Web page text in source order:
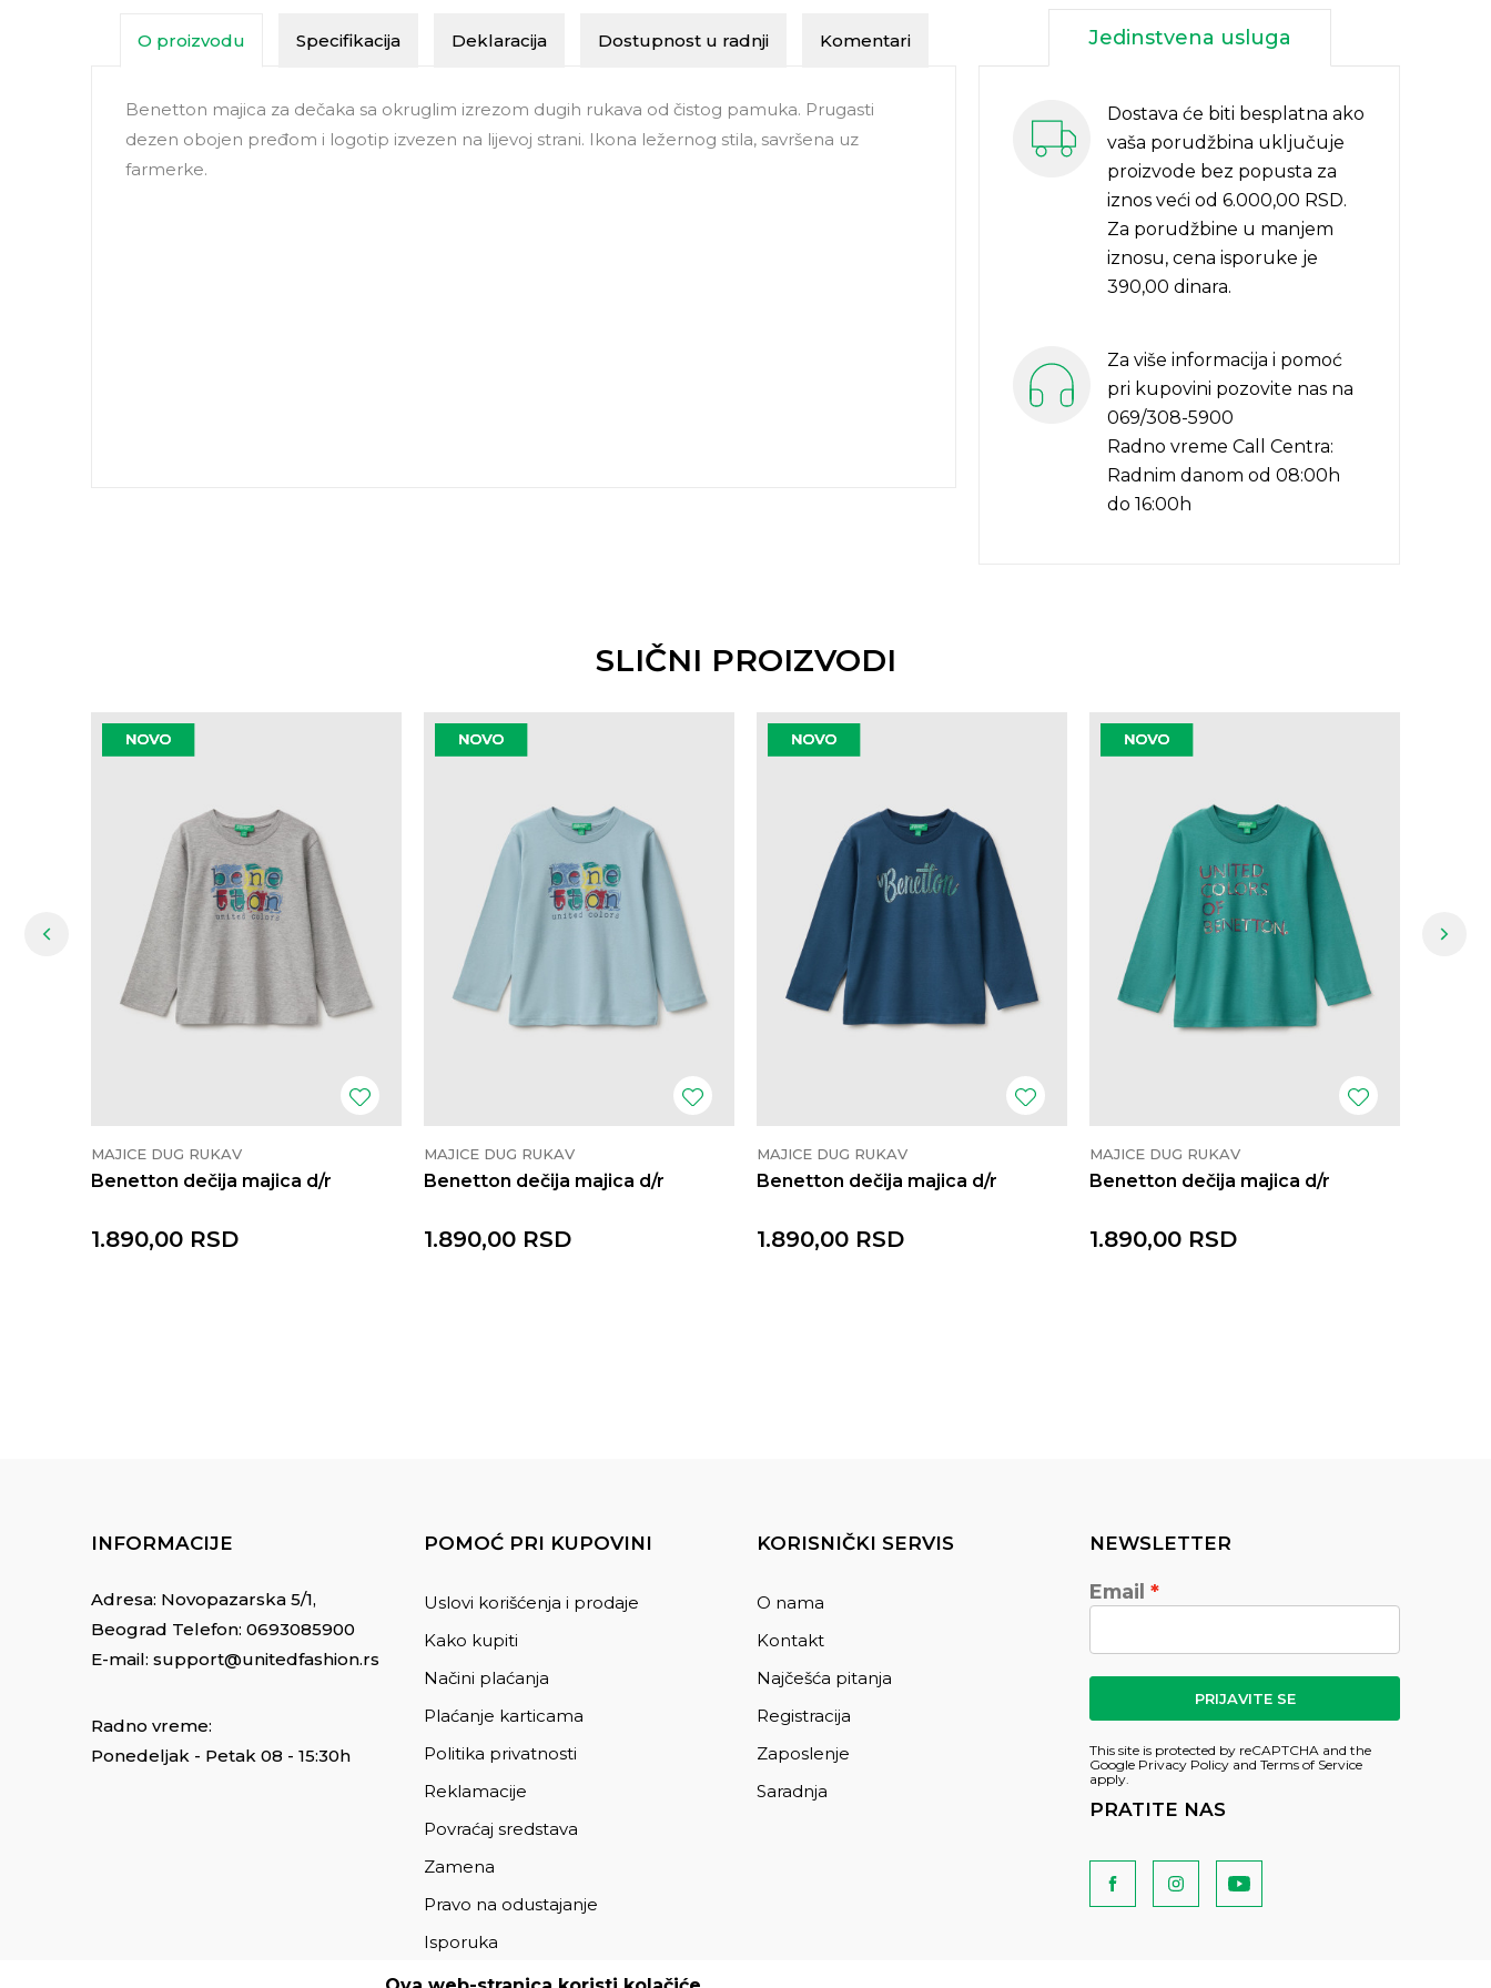
O proizvodu Specifikacija Deklaracija Dostupnost u radnji Komentari
Benetton majica za dečaka sa okruglim izrezom dugih rukava od čistog pamuka. Prugasti
dezen obojen pređom i logotip izvezen na lijevoj strani. Ikona ležernog stila, savršena uz
farmerke.
Jedinstvena usluga
Dostava će biti besplatna ako
vaša porudžbina uključuje
proizvode bez popusta za
iznos veći od 6.000,00 RSD.
Za porudžbine u manjem
iznosu, cena isporuke je
390,00 dinara.
Za više informacija i pomoć
pri kupovini pozovite nas na
069/308-5900
Radno vreme Call Centra:
Radnim danom od 08:00h
do 16:00h
SLIČNI PROIZVODI
MAJICE DUG RUKAV
Benetton dečija majica d/r
1.890,00 RSD
MAJICE DUG RUKAV
Benetton dečija majica d/r
1.890,00 RSD
MAJICE DUG RUKAV
Benetton dečija majica d/r
1.890,00 RSD
MAJICE DUG RUKAV
Benetton dečija majica d/r
1.890,00 RSD
INFORMACIJE
Adresa: Novopazarska 5/1,
Beograd Telefon: 0693085900
E-mail: support@unitedfashion.rs
Radno vreme:
Ponedeljak - Petak 08 - 15:30h
POMOĆ PRI KUPOVINI
Uslovi korišćenja i prodaje
Kako kupiti
Načini plaćanja
Plaćanje karticama
Politika privatnosti
Reklamacije
Povraćaj sredstava
Zamena
Pravo na odustajanje
Isporuka
KORISNIČKI SERVIS
O nama
Kontakt
Najčešća pitanja
Registracija
Zaposlenje
Saradnja
NEWSLETTER
Email
PRIJAVITE SE
This site is protected by reCAPTCHA and the
Google Privacy Policy and Terms of Service
apply.
PRATITE NAS